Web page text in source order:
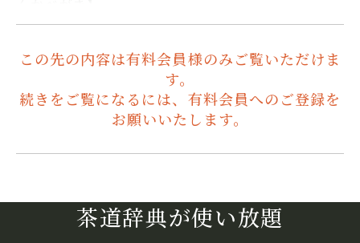
この先の内容は有料会員様のみご覧いただけま
す。
続きをご覧になるには、有料会員へのご登録を
お願いいたします。
茶道辞典が使い放題